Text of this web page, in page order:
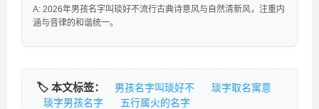
A: 2026年男孩名字叫琰好不流行古典诗意风与自然清新风，注重内
涵与音律的和谐统一。
🏷️ 本文标签： 男孩名字叫琰好不
琰字取名寓意
琰字男孩名字
五行属火的名字